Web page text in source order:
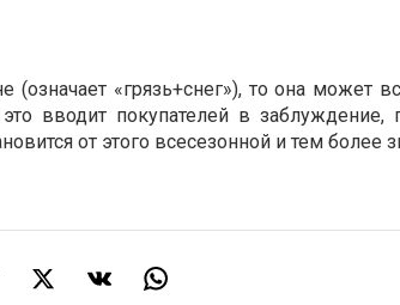
«грязь+снег»), то она может
вводит покупателей в заблуждение,
от этого всесезонной и тем более